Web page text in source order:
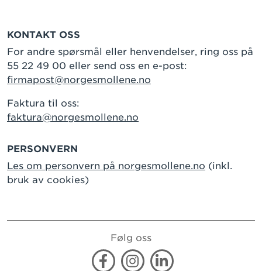
KONTAKT OSS
For andre spørsmål eller henvendelser, ring oss på
55 22 49 00 eller send oss en e-post:
firmapost@norgesmollene.no
Faktura til oss:
faktura@norgesmollene.no
PERSONVERN
Les om personvern på norgesmollene.no (inkl.
bruk av cookies)
Følg oss
FacebookInstagramLinkedin